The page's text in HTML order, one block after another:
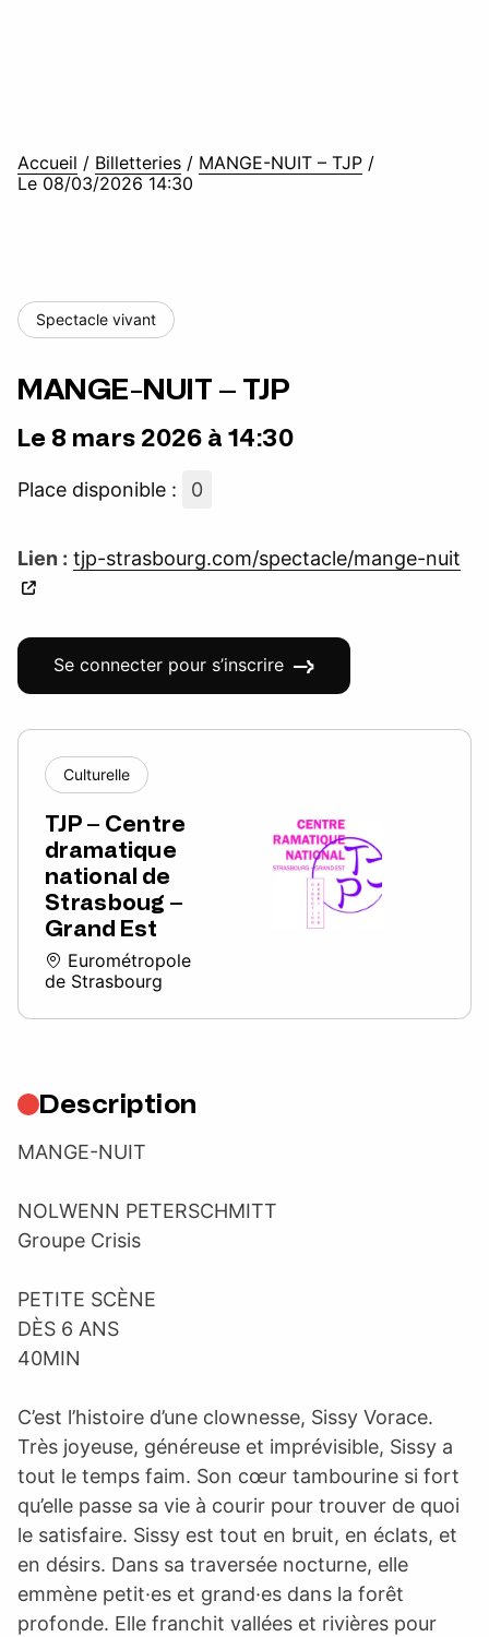
Accueil / Billetteries / MANGE-NUIT – TJP /
Le 08/03/2026 14:30
Spectacle vivant
MANGE-NUIT – TJP
Le 8 mars 2026 à 14:30
Place disponible : 0
Lien : tjp-strasbourg.com/spectacle/mange-nuit
Se connecter pour s’inscrire
Culturelle
TJP – Centre
dramatique
national de
Strasboug –
Grand Est
Eurométropole
de Strasbourg
Description
MANGE-NUIT
NOLWENN PETERSCHMITT
Groupe Crisis
PETITE SCÈNE
DÈS 6 ANS
40MIN
C’est l’histoire d’une clownesse, Sissy Vorace.
Très joyeuse, généreuse et imprévisible, Sissy a
tout le temps faim. Son cœur tambourine si fort
qu’elle passe sa vie à courir pour trouver de quoi
le satisfaire. Sissy est tout en bruit, en éclats, et
en désirs. Dans sa traversée nocturne, elle
emmène petit·es et grand·es dans la forêt
profonde. Elle franchit vallées et rivières pour